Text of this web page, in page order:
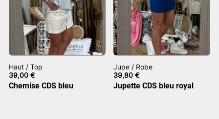
Haut / Top
39,00 €
Chemise CDS bleu
Jupe / Robe
39,80€
Jupette CDS bleu royal